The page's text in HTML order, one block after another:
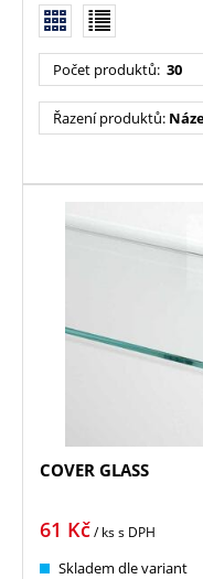
Počet produktů: 30
Řazení produktů:
COVER GLASS
61 Kč/ kss DPH
Skladem dle variant